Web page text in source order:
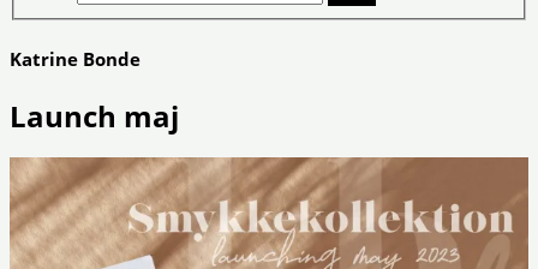
Katrine Bonde
Launch maj